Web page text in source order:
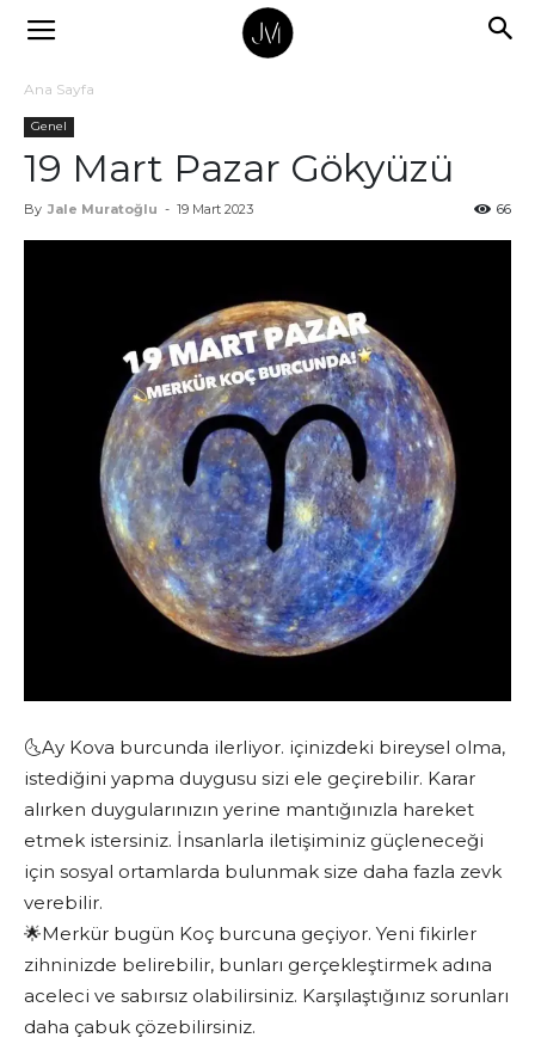
Ana Sayfa
Genel
19 Mart Pazar Gökyüzü
By Jale Muratoğlu - 19 Mart 2023 66
🌜Ay Kova burcunda ilerliyor. içinizdeki bireysel olma,
istediğini yapma duygusu sizi ele geçirebilir. Karar
alırken duygularınızın yerine mantığınızla hareket
etmek istersiniz. İnsanlarla iletişiminiz güçleneceği
için sosyal ortamlarda bulunmak size daha fazla zevk
verebilir.
🌟Merkür bugün Koç burcuna geçiyor. Yeni fikirler
zihninizde belirebilir, bunları gerçekleştirmek adına
aceleci ve sabırsız olabilirsiniz. Karşılaştığınız sorunları
daha çabuk çözebilirsiniz.